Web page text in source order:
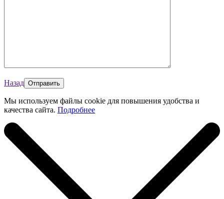
Назад
Мы используем файлы cookie для повышения удобства и
качества сайта. Подробнее